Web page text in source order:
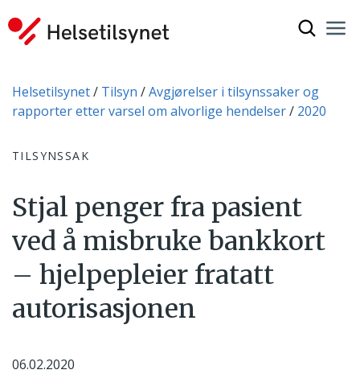
Du er her:
Helsetilsynet Tilsyn
Avgjørelser i tilsynssaker og
rapporter etter varsel om alvorlige hendelser
2020
TILSYNSSAK
Stjal penger fra pasient
ved å misbruke bankkort
– hjelpepleier fratatt
autorisasjonen
06.02.2020